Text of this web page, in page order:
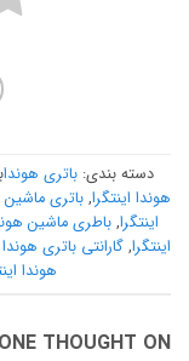
دسته بندی: باتری هوندا
هوندا اینتگرا,باتری ماشین
اینتگرا,باطری ماشین
اینتگرا, گارانتی باتری هوندا
هوندا
ONE THOUGHT ON “